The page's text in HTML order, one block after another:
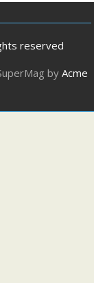
reserved
by Acme